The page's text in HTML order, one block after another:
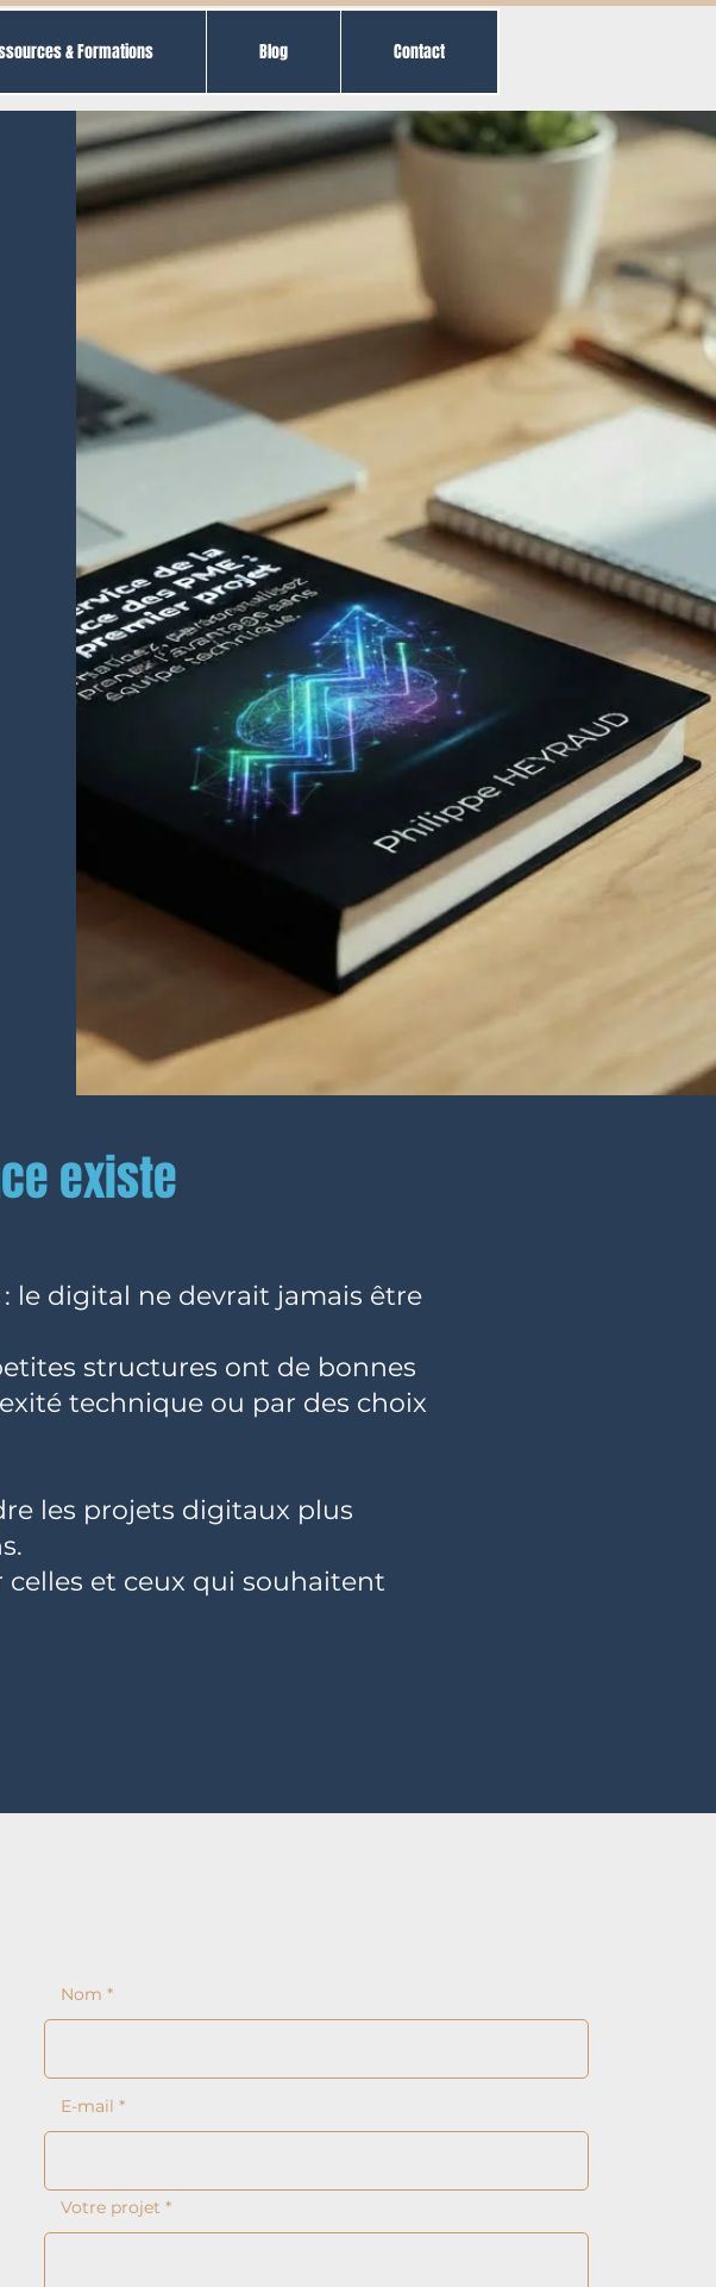
& Formations Blog Contact
existe
le digital ne devrait jamais être
structures ont de bonnes
technique ou par des choix
les projets digitaux plus
celles et ceux qui souhaitent
Nom
E-mail
Votre projet